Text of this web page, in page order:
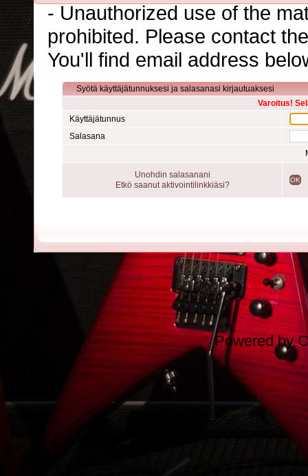
- Unauthorized use of the
prohibited. Please contact
You'll find email address
Syötä käyttäjätunnuksesi ja salasanasi kirjautuaksesi
Varoitus!
Käyttäjätunnus
Salasana
Unohdin salasanani
Etkö saanut aktivointilinkkiäsi?
OK
Powered by